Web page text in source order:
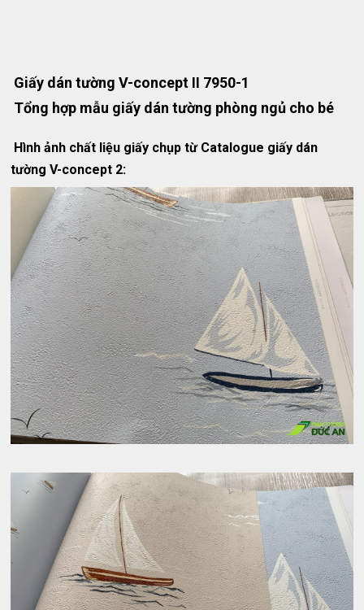
Giấy dán tường V-concept II 7950-1
Tổng hợp mẫu giấy dán tường phòng ngủ cho bé
Hình ảnh chất liệu giấy chụp từ Catalogue giấy dán
tường V-concept 2: